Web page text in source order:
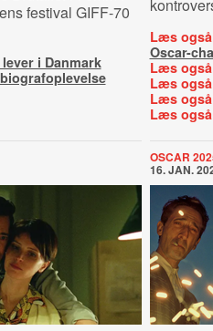
festival GIFF-70
i Danmark
Læs
Oscar-
Læs
Læs
Læs
Læs
OSCAR
16. JAN.